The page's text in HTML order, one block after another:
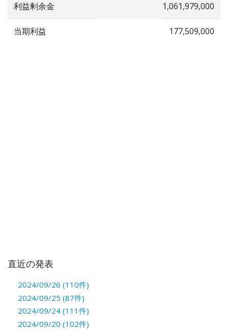
利益剰余金 1,061,979,000
当期利益 177,509,000
直近の発表
2024/09/26 (110件)
2024/09/25 (87件)
2024/09/24 (111件)
2024/09/20 (102件)